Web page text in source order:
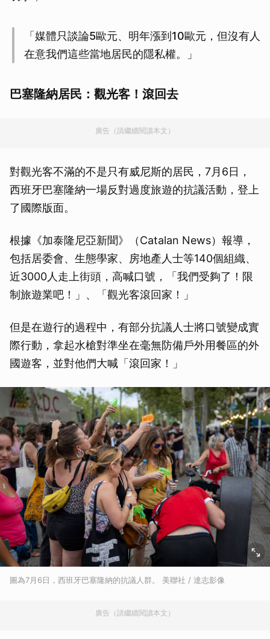
「媒體只談論5歐元、明年漲到10歐元，但沒有人
在意我們這些當地居民的隱私權。」
巴塞隆納居民：觀光客！滾回去
廣告（請繼續閱讀本文）
對觀光客不滿的不是只有威尼斯的居民，7月6日，
西班牙巴塞隆納一場反對過度旅遊的抗議活動，登上
了國際版面。
根據《加泰隆尼亞新聞》（Catalan News）報導，
包括居委會、生態學家、房地產人士等140個組織、
近3000人走上街頭，高喊口號，「我們受夠了！限
制旅遊業吧！」、「觀光客滾回家！」
但是在遊行的過程中，有部分抗議人士將口號變成實
際行動，拿起水槍對準坐在毫無防備戶外用餐區的外
國遊客，並對他們大喊「滾回家！」
圖為7月6日，西班牙巴塞隆納的抗議人群。 美聯社 / 達志影像
廣告（請繼續閱讀本文）